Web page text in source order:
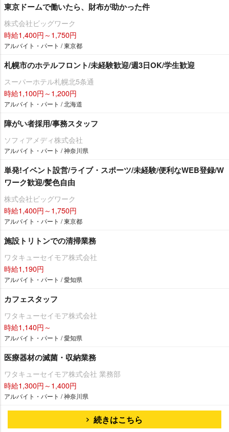
東京ドームで働いたら、財布が助かった件
株式会社ビッグワーク
時給1,400円～1,750円
アルバイト・パート / 東京都
札幌市のホテルフロント/未経験歓迎/週3日OK/学生歓迎
スーパーホテル札幌北5条通
時給1,100円～1,200円
アルバイト・パート / 北海道
障がい者採用/事務スタッフ
ソフィアメディ株式会社
アルバイト・パート / 神奈川県
単発!イベント設営/ライブ・スポーツ/未経験/便利なWEB登録/W
ワーク歓迎/髪色自由
株式会社ビッグワーク
時給1,400円～1,750円
アルバイト・パート / 東京都
施設トリトンでの清掃業務
ワタキューセイモア株式会社
時給1,190円
アルバイト・パート / 愛知県
カフェスタッフ
ワタキューセイモア株式会社
時給1,140円～
アルバイト・パート / 愛知県
医療器材の滅菌・収納業務
ワタキューセイモア株式会社 業務部
時給1,300円～1,400円
アルバイト・パート / 神奈川県
続きはこちら